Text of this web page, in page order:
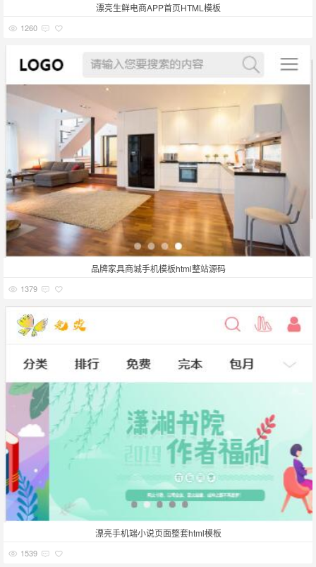
漂亮生鲜电商APP首页HTML模板
1260
品牌家具商城手机模板html整站源码
1379
漂亮手机端小说页面整套html模板
1539